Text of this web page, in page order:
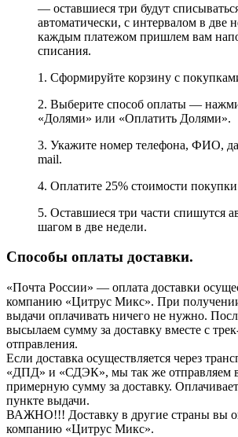
— оставшиеся три будут
автоматически, с интервалом в две
каждым платежом пришлем вам
списания.
1. Сформируйте корзину с
2. Выберите способ оплаты —
«Долями» или «Оплатить Долями».
3. Укажите номер телефона, ФИО,
mail.
4. Оплатите 25% стоимости
5. Оставшиеся три части спишутся
шагом в две недели.
Способы оплаты доставки.
«Почта России» — оплата доставки
компанию «Цитрус Микс». При
выдачи оплачивать ничего не нужно.
высылаем сумму за доставку вместе с
отправления.
Если доставка осуществляется через
«ДПД» и «СДЭК», мы так же отправляем
примерную сумму за доставку.
пункте выдачи.
ВАЖНО!!! Доставку в другие страны вы
компанию «Цитрус Микс».